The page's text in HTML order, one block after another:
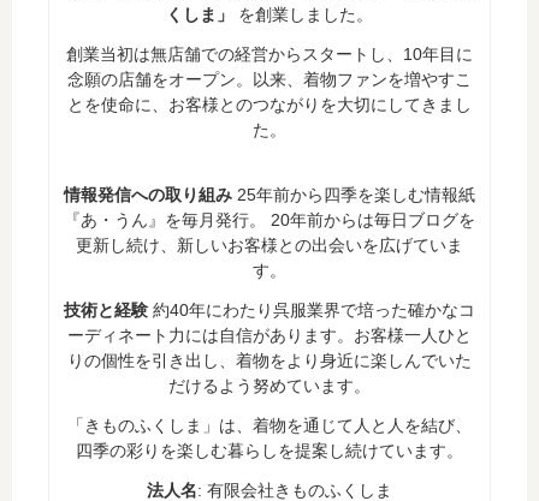
くしま」
を創業しました。
創業当初は無店舗での経営からスタートし、10年目に
念願の店舗をオープン。以来、着物ファンを増やすこ
とを使命に、お客様とのつながりを大切にしてきまし
た。
情報発信への取り組み 25年前から四季を楽しむ情報紙
『あ・うん』を毎月発行。 20年前からは毎日ブログを
更新し続け、新しいお客様との出会いを広げていま
す。
技術と経験 約40年にわたり呉服業界で培った確かなコ
ーディネート力には自信があります。お客様一人ひと
りの個性を引き出し、着物をより身近に楽しんでいた
だけるよう努めています。
「きものふくしま」は、着物を通じて人と人を結び、
四季の彩りを楽しむ暮らしを提案し続けています。
法人名: 有限会社きものふくしま